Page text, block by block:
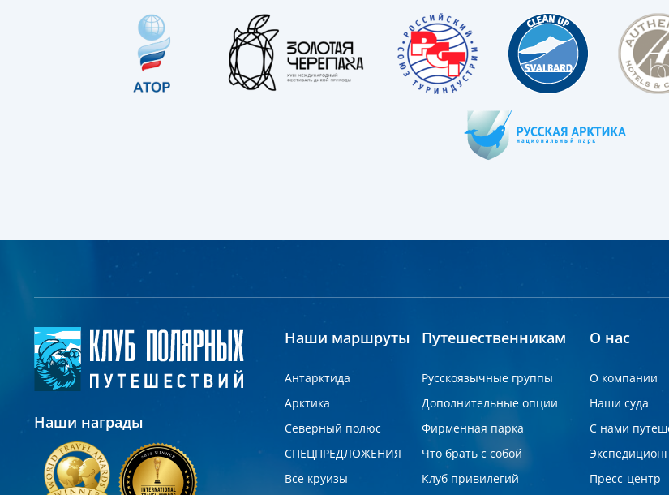
Наши награды
Наши маршруты
Антарктида
Арктика
Северный полюс
СПЕЦПРЕДЛОЖЕНИЯ
Все круизы
Путешественникам
Русскоязычные группы
Дополнительные опции
Фирменная парка
Что брать с собой
Клуб привилегий
О нас
О компании
Наши суда
С нами
Пресс-центр